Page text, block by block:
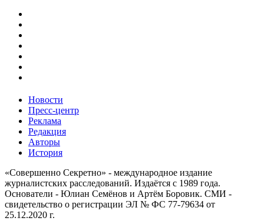
Новости
Пресс-центр
Реклама
Редакция
Авторы
История
«Совершенно Секретно» - международное издание
журналистских расследований. Издаётся с 1989 года.
Основатели - Юлиан Семёнов и Артём Боровик. CМИ -
свидетельство о регистрации ЭЛ № ФС 77-79634 от
25.12.2020 г.